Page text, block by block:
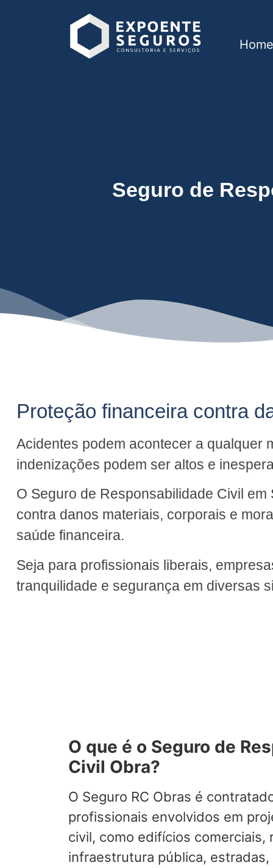
Home
Seguro de
Proteção financeira contra
Acidentes podem acontecer a qualquer
indenizações podem ser altos e
O Seguro de Responsabilidade Civil
contra danos materiais, corporais e
saúde financeira.
Seja para profissionais liberais,
tranquilidade e segurança em diversas
O que é o Seguro de
Civil Obra?
O Seguro RC Obras é
profissionais envolvidos em
civil, como edifícios comerciais,
infraestrutura pública,